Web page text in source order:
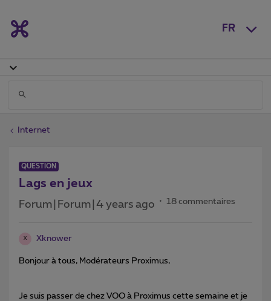
FR
Internet
QUESTION
Lags en jeux
Forum|Forum|4 years ago 18 commentaires
X Xknower
Bonjour à tous, Modérateurs Proximus,
Je suis passer de chez VOO à Proximus cette semaine et je